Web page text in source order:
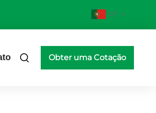
PT
Obter uma Cotação